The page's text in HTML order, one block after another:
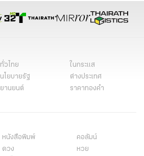
ทั่วไทย
ในกระแส
นโยบายรัฐ
ต่างประเทศ
ยานยนต์
ราคาทองคำ
หนังสือพิมพ์
คอลัมน์
ดวง
หวย